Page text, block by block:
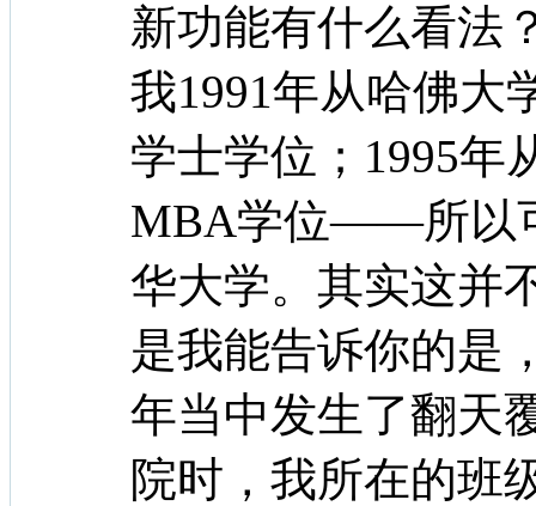
新功能有什么看法
我1991年从哈佛大
学士学位；1995年
MBA学位——所以
华大学。其实这并
是我能告诉你的是
年当中发生了翻天
院时，我所在的班